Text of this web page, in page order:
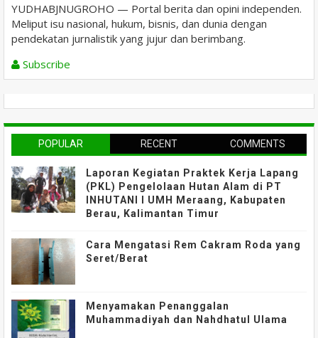
YUDHABJNUGROHO — Portal berita dan opini independen.
Meliput isu nasional, hukum, bisnis, dan dunia dengan
pendekatan jurnalistik yang jujur dan berimbang.
Subscribe
POPULAR RECENT COMMENTS
Laporan Kegiatan Praktek Kerja Lapang
(PKL) Pengelolaan Hutan Alam di PT
INHUTANI I UMH Meraang, Kabupaten
Berau, Kalimantan Timur
Cara Mengatasi Rem Cakram Roda yang
Seret/Berat
Menyamakan Penanggalan
Muhammadiyah dan Nahdhatul Ulama